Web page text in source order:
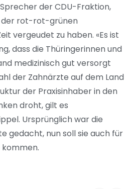
der CDU-Fraktion,
der rot-rot-grünen
vergeudet zu haben. «Es ist
dass die Thüringerinnen und
medizinisch gut versorgt
der Zahnärzte auf dem Land
der Praxisinhaber in den
droht, gilt es
Ursprünglich war die
gedacht, nun soll sie auch für